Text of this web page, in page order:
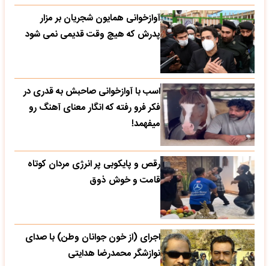
آوازخوانی همایون شجریان بر مزار
پدرش که هیچ وقت قدیمی نمی شود
اسب با آوازخوانی صاحبش به قدری در
فکر فرو رفته که انگار معنای آهنگ رو
میفهمد!
رقص و پایکوبی پر انرژی مردان کوتاه
قامت و خوش ذوق
اجرای (از خون جوانان وطن) با صدای
نوازشگر محمدرضا هدایتی